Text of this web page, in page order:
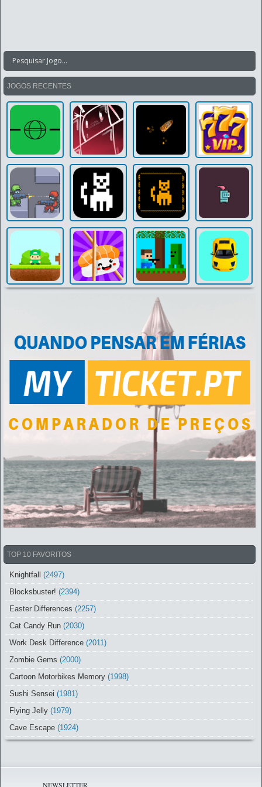
JOGOS RECENTES
TOP 10 FAVORITOS
Knightfall
(2497)
Blocksbuster! (2394)
Easter Differences (2257)
Cat Candy Run (2030)
Work Desk Difference (2011)
Zombie Gems (2000)
Cartoon Motorbikes Memory (1998)
Sushi Sensei (1981)
Flying Jelly (1979)
Cave Escape (1924)
NEWSLETTER